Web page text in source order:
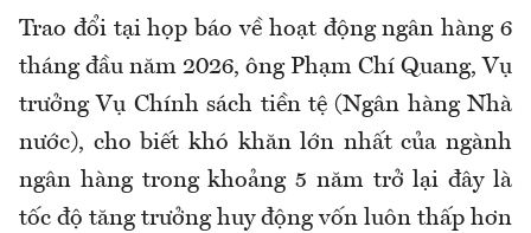
Trao đổi tại họp báo về hoạt động ngân hàng 6
tháng đầu năm 2026, ông Phạm Chí Quang, Vụ
trưởng Vụ Chính sách tiền tệ (Ngân hàng Nhà
nước), cho biết khó khăn lớn nhất của ngành
ngân hàng trong khoảng 5 năm trở lại đây là
tốc độ tăng trưởng huy động vốn luôn thấp hơn